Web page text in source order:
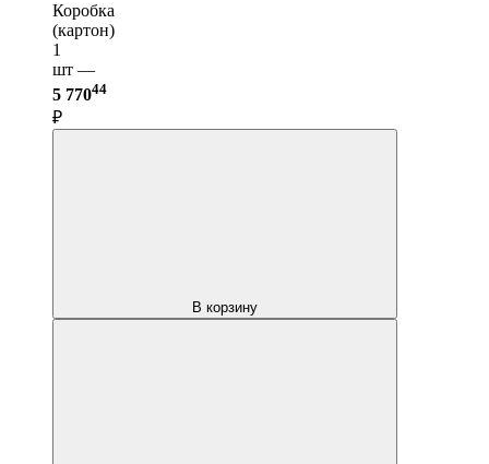
Коробка
(картон)
1
шт —
5 77044
₽
В корзину